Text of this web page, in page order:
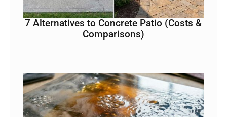
7 Alternatives to Concrete Patio (Costs &
Comparisons)